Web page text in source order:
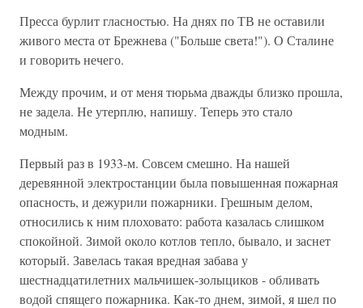
Пресса бурлит гласностью. На днях по ТВ не оставили
живого места от Брежнева ("Больше света!"). О Сталине
и говорить нечего.
Между прочим, и от меня тюрьма дважды близко прошла,
не задела. Не утерплю, напишу. Теперь это стало
модным.
Первый раз в 1933-м. Совсем смешно. На нашей
деревянной электростанции была повышенная пожарная
опасность, и дежурили пожарники. Грешным делом,
относились к ним плоховато: работа казалась слишком
спокойной. Зимой около котлов тепло, бывало, и заснет
который. Завелась такая вредная забава у
шестнадцатилетних мальчишек-золыциков - обливать
водой спящего пожарника. Как-то днем, зимой, я шел по